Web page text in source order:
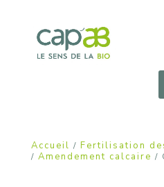
Accueil / Fertilisation
/ Amendement calcaire /